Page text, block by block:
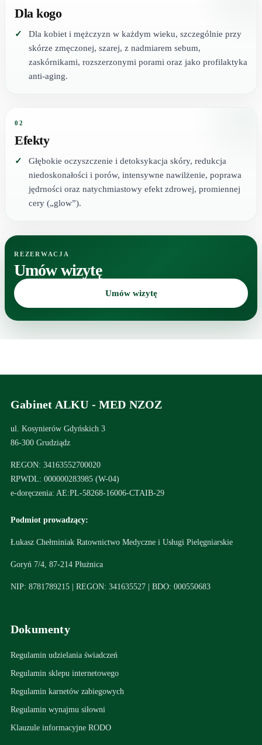
Dla kogo
Dla kobiet i mężczyzn w każdym wieku, szczególnie przy
skórze zmęczonej, szarej, z nadmiarem sebum,
zaskórnikami, rozszerzonymi porami oraz jako profilaktyka
anti-aging.
02
Efekty
Głębokie oczyszczenie i detoksykacja skóry, redukcja
niedoskonałości i porów, intensywne nawilżenie, poprawa
jędrności oraz natychmiastowy efekt zdrowej, promiennej
cery („glow”).
REZERWACJA
Umów wizytę
Umów wizytę
Gabinet ALKU - MED NZOZ
ul. Kosynierów Gdyńskich 3
86-300 Grudziądz
REGON: 34163552700020
RPWDL: 000000283985 (W-04)
e-doręczenia: AE:PL-58268-16006-CTAIB-29
Podmiot prowadzący:
Łukasz Chełminiak Ratownictwo Medyczne i Usługi Pielęgniarskie
Goryń 7/4, 87-214 Płużnica
NIP: 8781789215 | REGON: 341635527 | BDO: 000550683
Dokumenty
Regulamin udzielania świadczeń
Regulamin sklepu internetowego
Regulamin karnetów zabiegowych
Regulamin wynajmu siłowni
Klauzule informacyjne RODO